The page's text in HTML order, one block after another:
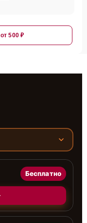
от 500 ₽
Бесплатно